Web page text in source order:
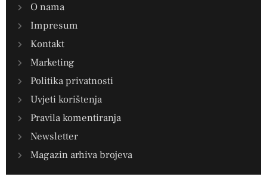
O nama
Impresum
Kontakt
Marketing
Politika privatnosti
Uvjeti korištenja
Pravila komentiranja
Newsletter
Magazin arhiva brojeva